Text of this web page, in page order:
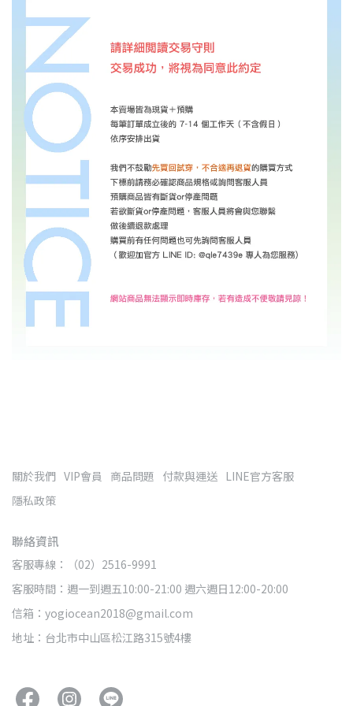
關於我們 VIP會員 商品問題 付款與運送 LINE官方客服
隱私政策
聯絡資訊
客服專線：（02）2516-9991
客服時間：週一到週五10:00-21:00 週六週日12:00-20:00
信箱：yogiocean2018@gmail.com
地址：台北市中山區松江路315號4樓